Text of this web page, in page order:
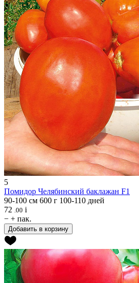
5
Помидор Челябинский баклажан F1
90-100 см 600 г 100-110 дней
72 .00 i
− + пак.
Добавить в корзину